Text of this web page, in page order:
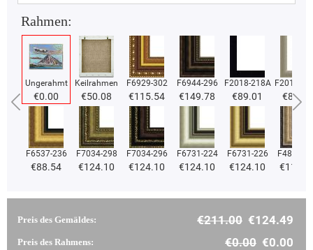
Rahmen:
Ungerahmt
€0.00
Keilrahmen
€50.08
F6929-302
€115.54
F6944-296
€149.78
F2018-218A
€89.01
F2018-
€89.01
F6537-236
€88.54
F7034-298
€124.10
F7034-296
€124.10
F6731-224
€124.10
F6731-226
€124.10
F4827-
Preis des Gemäldes: €211.00 €124.49
Preis des Rahmens: €0.00 €0.00